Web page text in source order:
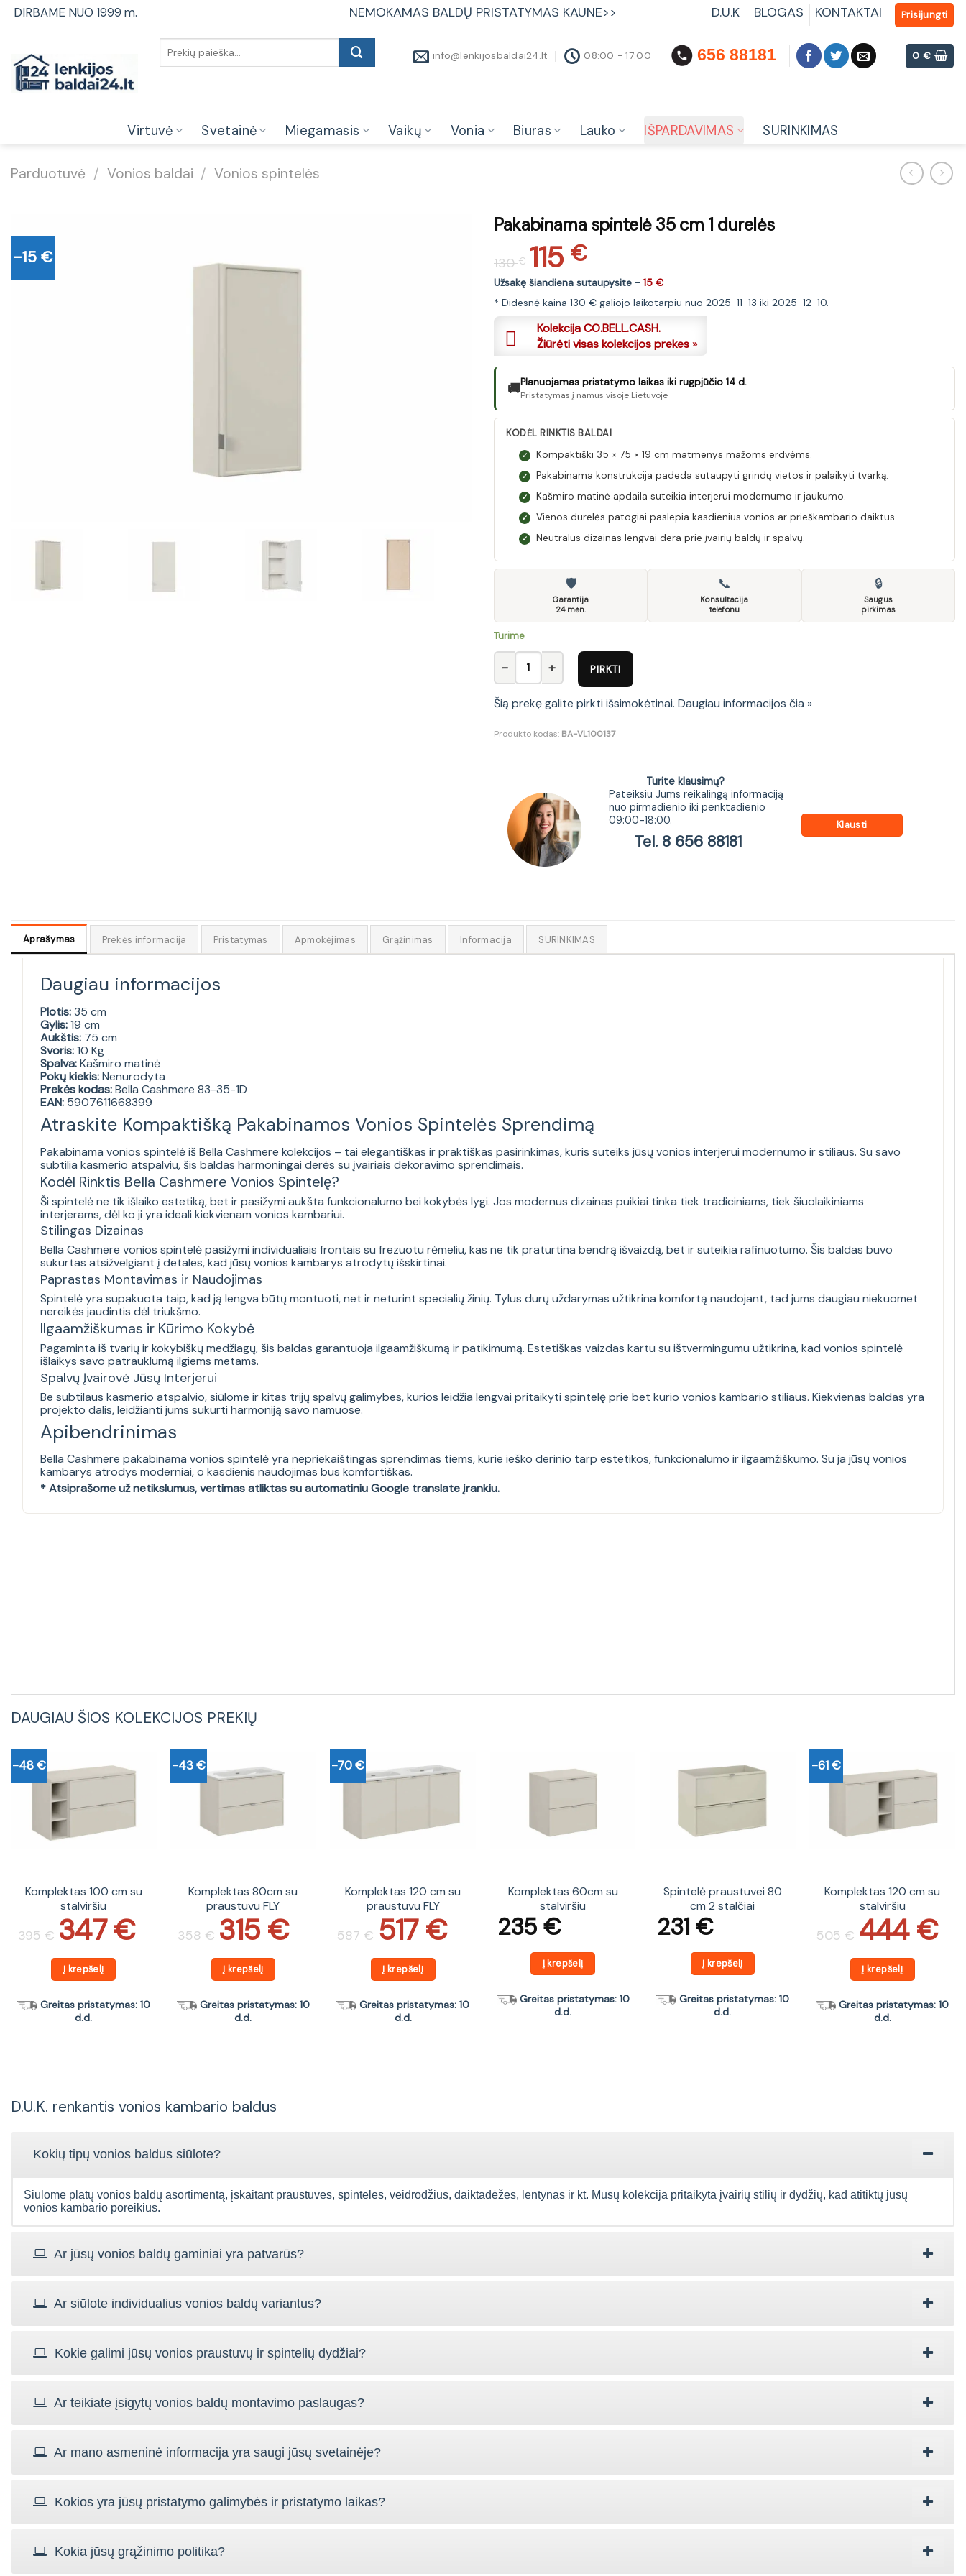
SkipDIRBAME NUO 1999 m. NEMOKAMAS BALDŲ PRISTATYMAS KAUNE>> D.U.K BLOGAS KONTAKTAI Prisijungti
info@lenkijosbaldai24.lt
08:00 - 17:00 656 88181 0€
Virtuvė Svetainė Miegamasis Vaikų Vonia Biuras Lauko IŠPARDAVIMAS SURINKIMAS
Parduotuvė / Vonios baldai / Vonios spintelės
-15 €
Pakabinama spintelė 35 cm 1 durelės
130€
Original
price
was:
130 €.
115€
Current
price
is:
115 €.
Užsakę šiandiena sutaupysite - 15 €
* Didesnė kaina 130 € galiojo laikotarpiu nuo 2025-11-13 iki 2025-12-10.
Kolekcija CO.BELL.CASH.
Žiūrėti visas kolekcijos prekes »
🚚Planuojamas pristatymo laikas iki rugpjūčio 14 d.
Pristatymas į namus visoje Lietuvoje
KODĖL RINKTIS BALDAI
✓ Kompaktiški 35 × 75 × 19 cm matmenys mažoms erdvėms.
✓ Pakabinama konstrukcija padeda sutaupyti grindų vietos ir palaikyti tvarką.
✓ Kašmiro matinė apdaila suteikia interjerui modernumo ir jaukumo.
✓ Vienos durelės patogiai paslepia kasdienius vonios ar prieškambario daiktus.
✓ Neutralus dizainas lengvai dera prie įvairių baldų ir spalvų.
🛡
Garantija
24 mėn.
📞
Konsultacija
telefonu
🔒
Saugus
pirkimas
Turime
produkto kiekis: Pakabinama spintelė 35 cm 1 durelės
PIRKTI
Šią prekę galite pirkti išsimokėtinai. Daugiau informacijos čia »
Produkto kodas: BA-VL100137
Turite klausimų?
Pateiksiu Jums reikalingą informaciją
nuo pirmadienio iki penktadienio
09:00-18:00.
Tel. 8 656 88181
Klausti
Aprašymas Prekės informacija Pristatymas Apmokėjimas Grąžinimas Informacija SURINKIMAS
Daugiau informacijos
Plotis:35 cm
Gylis:19 cm
Aukštis: 75 cm
Svoris:10 Kg
Spalva:Kašmiro matinė
Pokų kiekis:Nenurodyta
Prekės kodas:Bella Cashmere 83-35-1D
EAN: 5907611668399
Atraskite Kompaktišką Pakabinamos Vonios Spintelės Sprendimą
Pakabinama vonios spintelė iš Bella Cashmere kolekcijos – tai elegantiškas ir praktiškas pasirinkimas, kuris suteiks jūsų vonios interjerui modernumo ir stiliaus. Su savo
subtilia kasmerio atspalviu, šis baldas harmoningai derės su įvairiais dekoravimo sprendimais.
Kodėl Rinktis Bella Cashmere Vonios Spintelę?
Ši spintelė ne tik išlaiko estetiką, bet ir pasižymi aukšta funkcionalumo bei kokybės lygi. Jos modernus dizainas puikiai tinka tiek tradiciniams, tiek šiuolaikiniams
interjerams, dėl ko ji yra ideali kiekvienam vonios kambariui.
Stilingas Dizainas
Bella Cashmere vonios spintelė pasižymi individualiais frontais su frezuotu rėmeliu, kas ne tik praturtina bendrą išvaizdą, bet ir suteikia rafinuotumo. Šis baldas buvo
sukurtas atsižvelgiant į detales, kad jūsų vonios kambarys atrodytų išskirtinai.
Paprastas Montavimas ir Naudojimas
Spintelė yra supakuota taip, kad ją lengva būtų montuoti, net ir neturint specialių žinių. Tylus durų uždarymas užtikrina komfortą naudojant, tad jums daugiau niekuomet
nereikės jaudintis dėl triukšmo.
Ilgaamžiškumas ir Kūrimo Kokybė
Pagaminta iš tvarių ir kokybiškų medžiagų, šis baldas garantuoja ilgaamžiškumą ir patikimumą. Estetiškas vaizdas kartu su ištvermingumu užtikrina, kad vonios spintelė
išlaikys savo patrauklumą ilgiems metams.
Spalvų Įvairovė Jūsų Interjerui
Be subtilaus kasmerio atspalvio, siūlome ir kitas trijų spalvų galimybes, kurios leidžia lengvai pritaikyti spintelę prie bet kurio vonios kambario stiliaus. Kiekvienas baldas yra
projekto dalis, leidžianti jums sukurti harmoniją savo namuose.
Apibendrinimas
Bella Cashmere pakabinama vonios spintelė yra nepriekaištingas sprendimas tiems, kurie ieško derinio tarp estetikos, funkcionalumo ir ilgaamžiškumo. Su ja jūsų vonios
kambarys atrodys moderniai, o kasdienis naudojimas bus komfortiškas.
* Atsiprašome už netikslumus, vertimas atliktas su automatiniu Google translate įrankiu.
DAUGIAU ŠIOS KOLEKCIJOS PREKIŲ
-48 €
Komplektas 100 cm su
stalviršiu
395€
price
was: 347€
price
is:
Į krepšelį
Greitas pristatymas: 10
d.d.
-43 €
Komplektas 80cm su
praustuvu FLY
358€
price
was: 315 €
price
is:
Į krepšelį
Greitas pristatymas: 10
d.d.
-70 €
Komplektas 120 cm su
praustuvu FLY
587€
price
was: 517€
price
is:
Į krepšelį
Greitas pristatymas: 10
d.d.
Komplektas 60cm su
stalviršiu
235€
Į krepšelį
Greitas pristatymas: 10
d.d.
Spintelė praustuvei 80
cm 2 stalčiai
231 €
Į krepšelį
Greitas pristatymas: 10
d.d.
-61 €
Komplektas 120 cm su
stalviršiu
505€
price
was: 444€
price
is:
Į krepšelį
Greitas pristatymas: 10
d.d.
D.U.K. renkantis vonios kambario baldus
Kokių tipų vonios baldus siūlote?
Siūlome platų vonios baldų asortimentą, įskaitant praustuves, spinteles, veidrodžius, daiktadėžes, lentynas ir kt. Mūsų kolekcija pritaikyta įvairių stilių ir dydžių, kad atitiktų jūsų
vonios kambario poreikius.
Ar jūsų vonios baldų gaminiai yra patvarūs?
Ar siūlote individualius vonios baldų variantus?
Kokie galimi jūsų vonios praustuvų ir spintelių dydžiai?
Ar teikiate įsigytų vonios baldų montavimo paslaugas?
Ar mano asmeninė informacija yra saugi jūsų svetainėje?
Kokios yra jūsų pristatymo galimybės ir pristatymo laikas?
Kokia jūsų grąžinimo politika?